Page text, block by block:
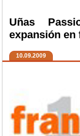
Uñas
expansión en
10.09.2009